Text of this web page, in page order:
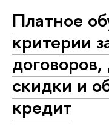
Платное
критерии
скидки и
кредит